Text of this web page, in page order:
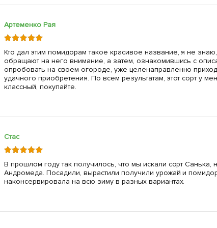
Артеменко Рая
Кто дал этим помидорам такое красивое название, я не
обращают на него внимание, а затем, ознакомившись с
опробовать на своем огороде, уже целенаправленно
удачного приобретения. По всем результатам, этот сорт у
классный, покупайте.
Стас
В прошлом году так получилось, что мы искали сорт
Андромеда. Посадили, вырастили получили урожай и
наконсервировала на всю зиму в разных вариантах.